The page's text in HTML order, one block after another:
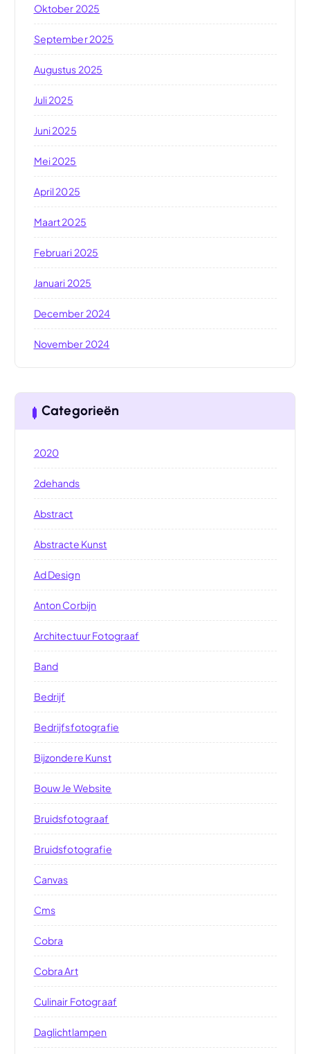
Oktober 2025
September 2025
Augustus 2025
Juli 2025
Juni 2025
Mei 2025
April 2025
Maart 2025
Februari 2025
Januari 2025
December 2024
November 2024
Categorieën
2020
2dehands
Abstract
Abstracte Kunst
Ad Design
Anton Corbijn
Architectuur Fotograaf
Band
Bedrijf
Bedrijfsfotografie
Bijzondere Kunst
Bouw Je Website
Bruidsfotograaf
Bruidsfotografie
Canvas
Cms
Cobra
Cobra Art
Culinair Fotograaf
Daglichtlampen